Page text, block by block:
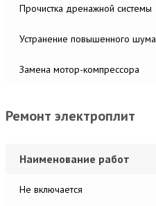
Прочистка дренажной системы
Устранение повышенного шума
Замена мотор-компрессора
Ремонт электроплит
Наименование работ
Не включается